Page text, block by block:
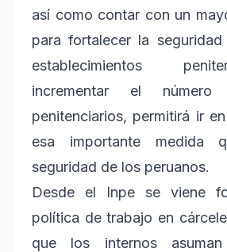
así como contar con un
para fortalecer la
establecimientos
incrementar el
penitenciarios, permitirá ir
esa importante medida
seguridad de los peruanos.
Desde el Inpe se viene
política de trabajo en
que los internos